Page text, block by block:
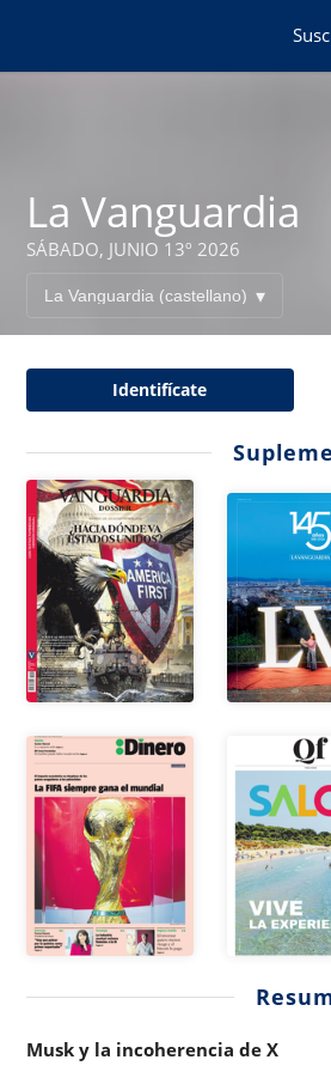
La Vanguardia
SÁBADO, JUNIO 13º 2026
Identifícate
Musk y la incoherencia de X